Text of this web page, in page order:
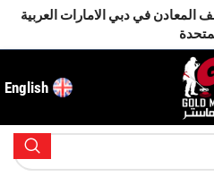
في دبي الامارات العربية
English